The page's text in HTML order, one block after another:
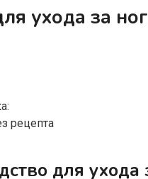
ухода за
рецепта
для ухода